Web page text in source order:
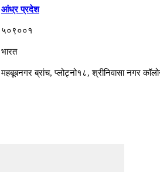
आंध्र प्रदेश
५०९००१
भारत
महबूबनगर ब्रांच, प्लोट्नो१८, श्रीनिवासा नगर